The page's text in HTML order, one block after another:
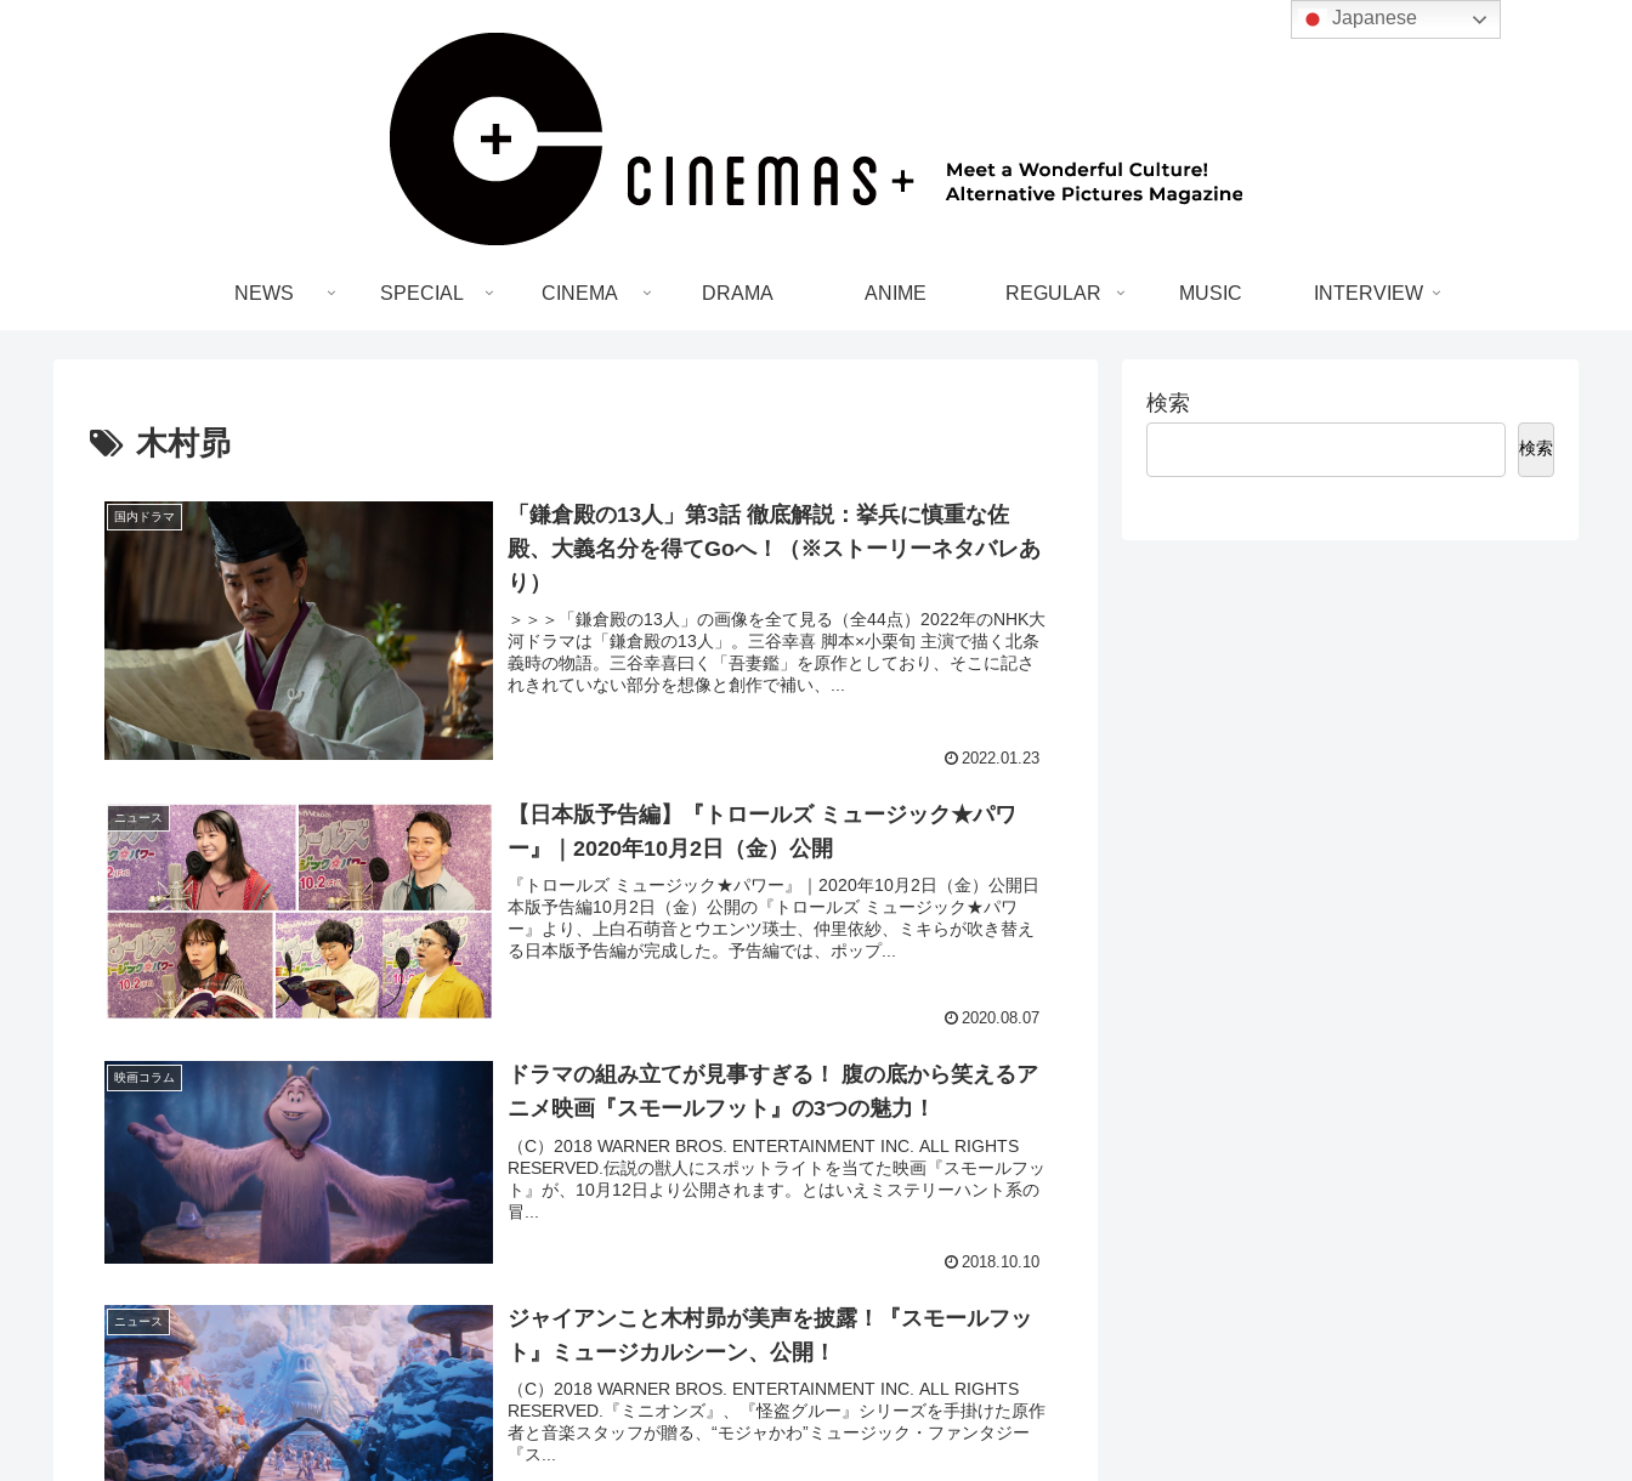
NEWS SPECIAL CINEMA DRAMA ANIME REGULAR MUSIC INTERVIEW
木村昴
国内ドラマ
「鎌倉殿の13人」第3話 徹底解説：挙兵に慎重な佐
殿、大義名分を得てGoへ！（※ストーリーネタバレあ
り）
＞＞＞「鎌倉殿の13人」の画像を全て見る（全44点）2022年のNHK大
河ドラマは「鎌倉殿の13人」。三谷幸喜 脚本×小栗旬 主演で描く北条
義時の物語。三谷幸喜曰く「吾妻鑑」を原作としており、そこに記さ
れきれていない部分を想像と創作で補い、...
2022.01.23
ニュース
【日本版予告編】『トロールズ ミュージック★パワ
ー』｜2020年10月2日（金）公開
『トロールズ ミュージック★パワー』｜2020年10月2日（金）公開日
本版予告編10月2日（金）公開の『トロールズ ミュージック★パワ
ー』より、上白石萌音とウエンツ瑛士、仲里依紗、ミキらが吹き替え
る日本版予告編が完成した。予告編では、ポップ...
2020.08.07
映画コラム
ドラマの組み立てが見事すぎる！ 腹の底から笑えるア
ニメ映画『スモールフット』の3つの魅力！
（C）2018 WARNER BROS. ENTERTAINMENT INC. ALL RIGHTS
RESERVED.伝説の獣人にスポットライトを当てた映画『スモールフッ
ト』が、10月12日より公開されます。とはいえミステリーハント系の
冒...
2018.10.10
ニュース
ジャイアンこと木村昴が美声を披露！『スモールフッ
ト』ミュージカルシーン、公開！
（C）2018 WARNER BROS. ENTERTAINMENT INC. ALL RIGHTS
RESERVED.『ミニオンズ』、『怪盗グルー』シリーズを手掛けた原作
者と音楽スタッフが贈る、“モジャかわ”ミュージック・ファンタジー
『ス...
検索
検索
Japanese